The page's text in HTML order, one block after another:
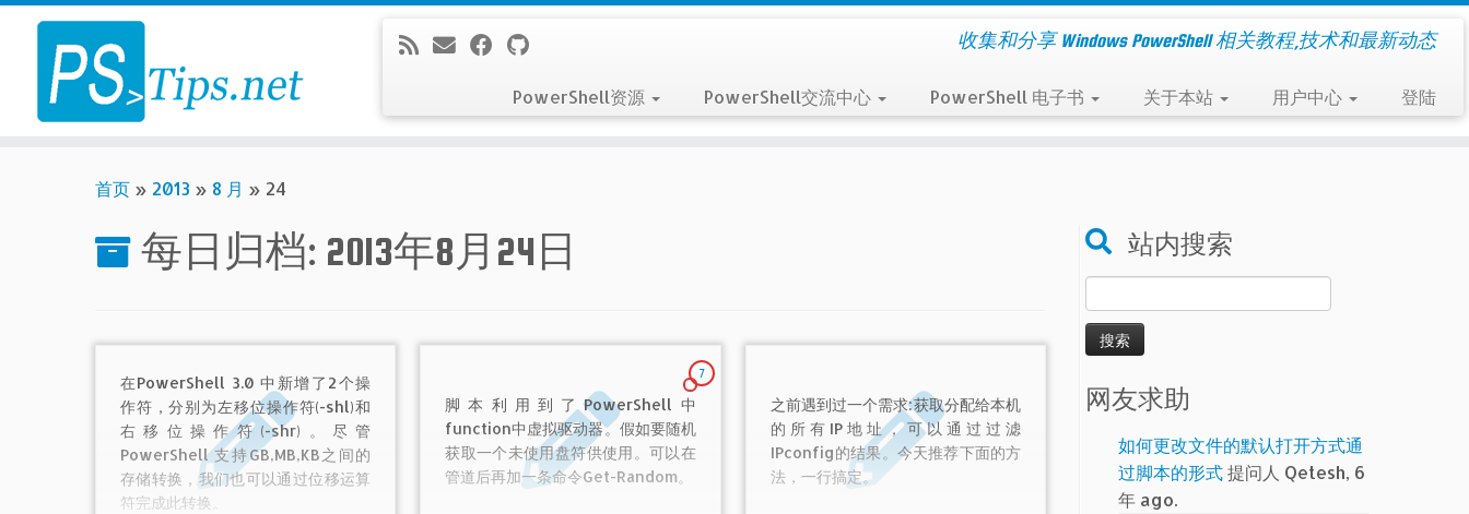
Skip
content
收集和分享 Windows PowerShell 相关教程,技术和最新动态
PowerShell资源 PowerShell交流中心 PowerShell 电子书 关于本站 用户中心 登陆
首页 » 2013 » 8 月 » 24
每日归档: 2013年8月24日
在PowerShell 3.0 中新增了2个操
作符，分别为左移位操作符(-shl)和
右移位操作符(-shr)。尽管
PowerShell 支持GB,MB,KB之间的
存储转换，我们也可以通过位移运算
符完成此转换。
7
脚本利用到了PowerShell中
function中虚拟驱动器。假如要随机
获取一个未使用盘符供使用。可以在
管道后再加一条命令Get-Random。
之前遇到过一个需求:获取分配给本机
的所有IP地址，可以通过过滤
IPconfig的结果。今天推荐下面的方
法，一行搞定。
站内搜索
索：
网友求助
如何更改文件的默认打开方式通
过脚本的形式提问人 Qetesh, 6
年 ago.